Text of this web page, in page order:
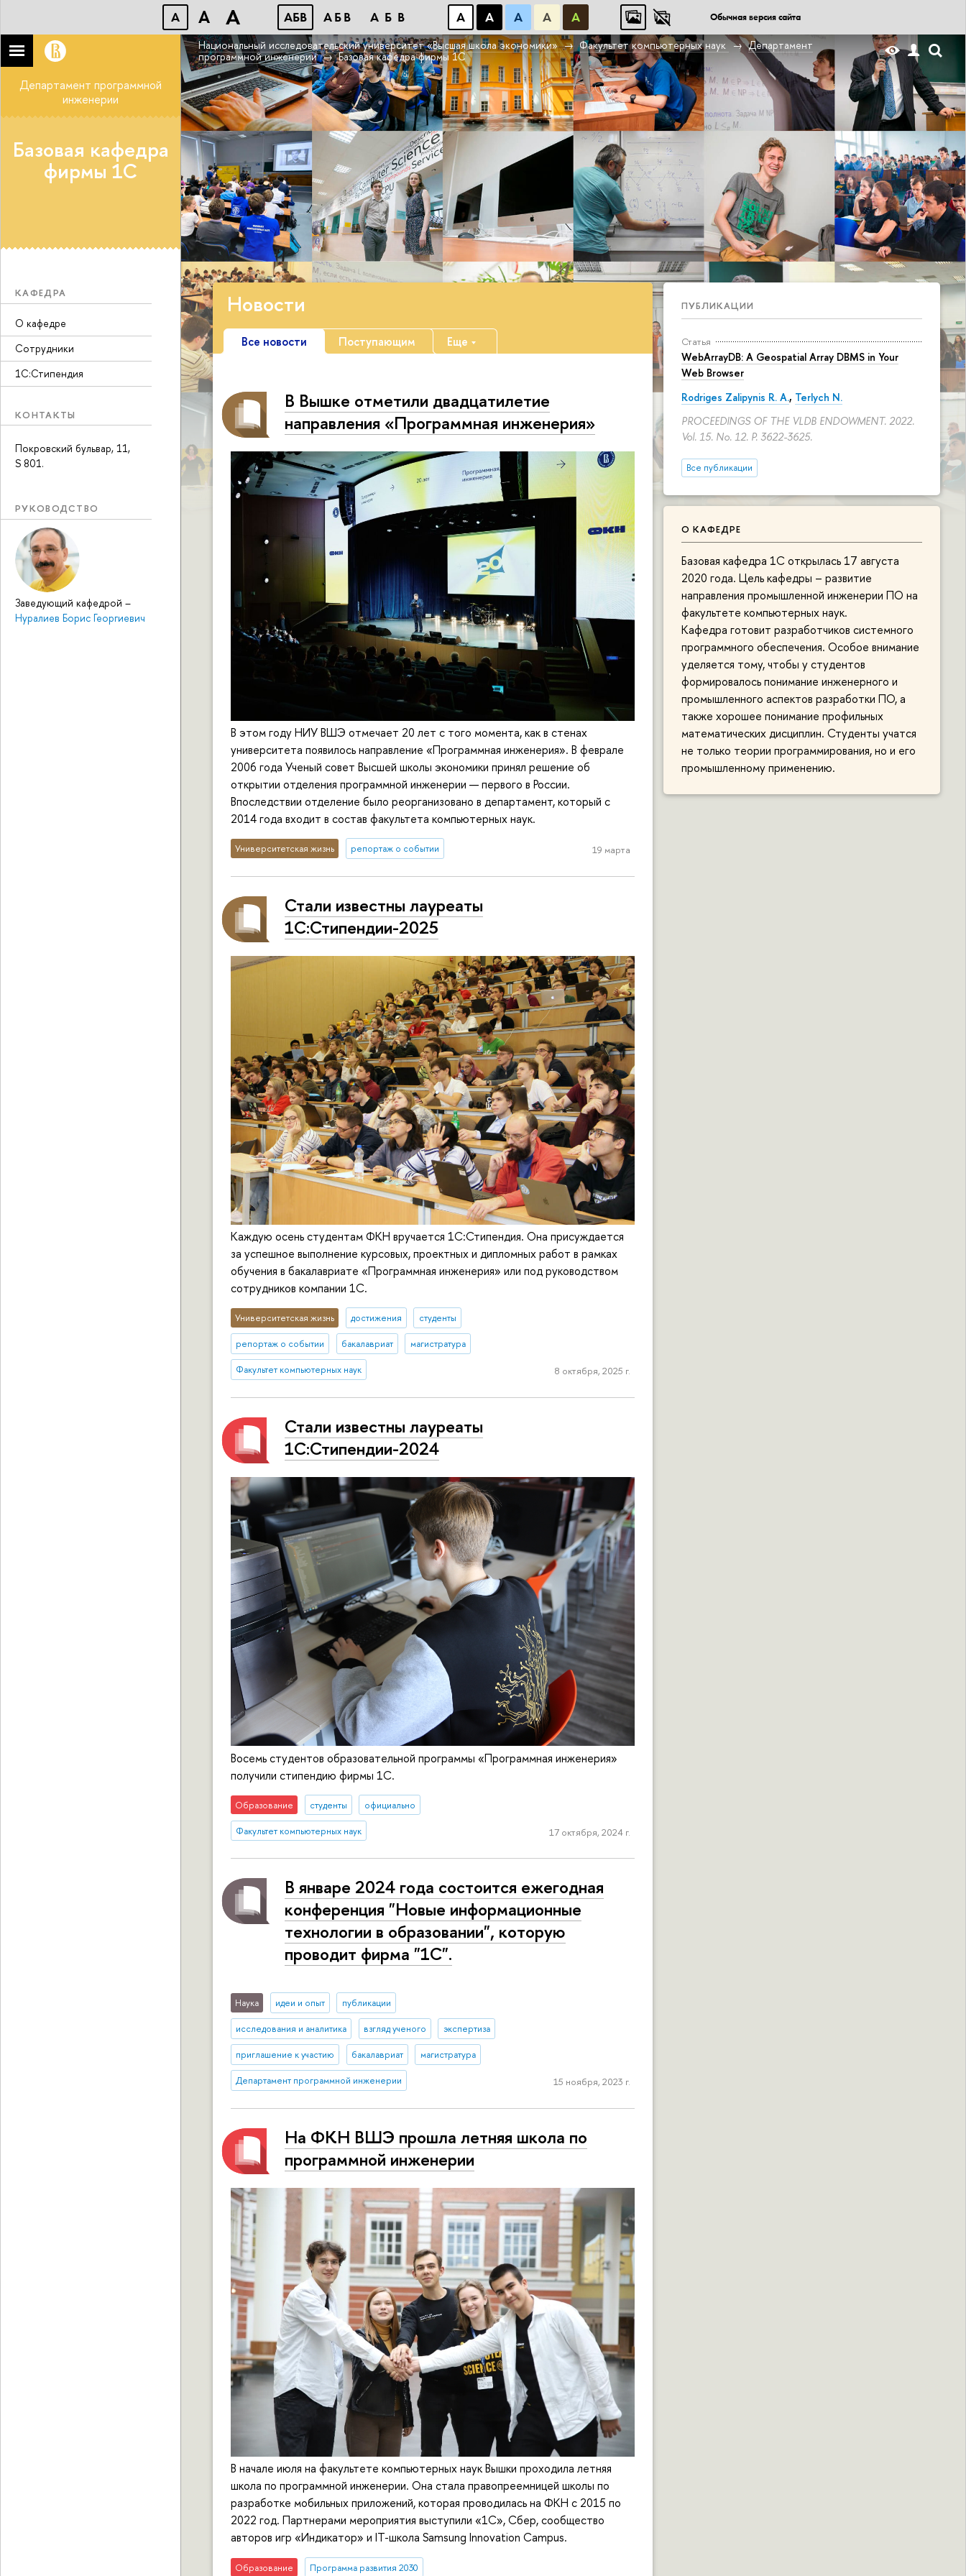
A A A АБB АБB АБB А А А А А Обычная версия сайта
Национальный исследовательский университет «Высшая школа экономики» Факультет компьютерных наук
Департамент
программной инженерии
Базовая кафедра фирмы 1С
Департамент программной
инженерии
Базовая кафедра
фирмы 1С
КАФЕДРА
О кафедре
Сотрудники
1С:Стипендия
КОНТАКТЫ
Покровский бульвар, 11,
S 801.
РУКОВОДСТВО
Заведующий кафедрой –
Нуралиев Борис Георгиевич
ПУБЛИКАЦИИ
Статья
WebArrayDB: A Geospatial Array DBMS in Your
Web Browser
Rodriges Zalipynis R. A., Terlych N.
PROCEEDINGS OF THE VLDB ENDOWMENT. 2022.
Vol. 15. No. 12. P. 3622-3625.
Все публикации
О КАФЕДРЕ
Базовая кафедра 1С открылась 17 августа
2020 года. Цель кафедры – развитие
направления промышленной инженерии ПО на
факультете компьютерных наук.
Кафедра готовит разработчиков системного
программного обеспечения. Особое внимание
уделяется тому, чтобы у студентов
формировалось понимание инженерного и
промышленного аспектов разработки ПО, а
также хорошее понимание профильных
математических дисциплин. Студенты учатся
не только теории программирования, но и его
промышленному применению.
Новости
Все новости Поступающим Еще
В Вышке отметили двадцатилетие
направления «Программная инженерия»
В этом году НИУ ВШЭ отмечает 20 лет с того момента, как в стенах
университета появилось направление «Программная инженерия». В феврале
2006 года Ученый совет Высшей школы экономики принял решение об
открытии отделения программной инженерии — первого в России.
Впоследствии отделение было реорганизовано в департамент, который с
2014 года входит в состав факультета компьютерных наук.
Университетская жизнь репортаж о событии 19 марта
Стали известны лауреаты
1C:Стипендии-2025
Каждую осень студентам ФКН вручается 1С:Стипендия. Она присуждается
за успешное выполнение курсовых, проектных и дипломных работ в рамках
обучения в бакалавриате «Программная инженерия» или под руководством
сотрудников компании 1С.
Университетская жизнь достижения студенты
репортаж о событии бакалавриат магистратура
Факультет компьютерных наук 8 октября, 2025 г.
Стали известны лауреаты
1C:Стипендии-2024
Восемь студентов образовательной программы «Программная инженерия»
получили стипендию фирмы 1С.
Образование студенты официально
Факультет компьютерных наук 17 октября, 2024 г.
В январе 2024 года состоится ежегодная
конференция "Новые информационные
технологии в образовании", которую
проводит фирма "1С".
Наука идеи и опыт публикации
исследования и аналитика взгляд ученого экспертиза
приглашение к участию бакалавриат магистратура
Департамент программной инженерии 15 ноября, 2023 г.
На ФКН ВШЭ прошла летняя школа по
программной инженерии
В начале июля на факультете компьютерных наук Вышки проходила летняя
школа по программной инженерии. Она стала правопреемницей школы по
разработке мобильных приложений, которая проводилась на ФКН с 2015 по
2022 год. Партнерами мероприятия выступили «1С», Сбер, сообщество
авторов игр «Индикатор» и IT-школа Samsung Innovation Campus.
Образование Программа развития 2030